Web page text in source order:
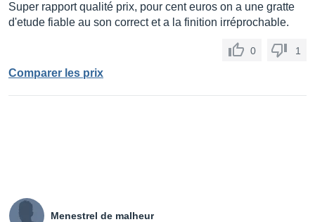
Super rapport qualité prix, pour cent euros on a une gratte
d'etude fiable au son correct et a la finition irréprochable.
0 1
Comparer les prix
Menestrel de malheur